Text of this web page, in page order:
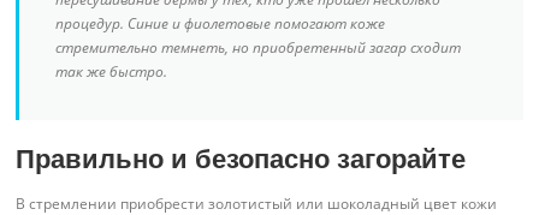
процедур. Синие и фиолетовые помогают коже
стремительно темнеть, но приобретенный загар сходит
так же быстро.
Правильно и безопасно загорайте
В стремлении приобрести золотистый или шоколадный цвет кожи